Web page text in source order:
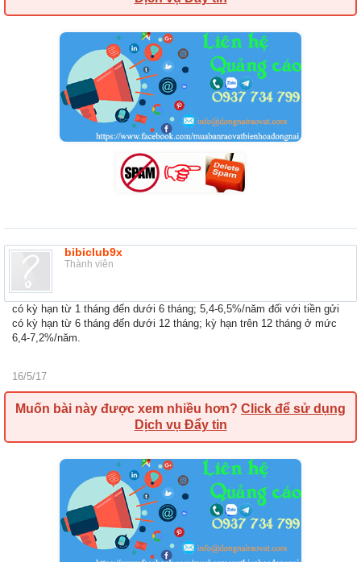
bibiclub9x
Thành viên
có kỳ hạn từ 1 tháng đến dưới 6 tháng; 5,4-6,5%/năm đối với tiền gửi
có kỳ hạn từ 6 tháng đến dưới 12 tháng; kỳ hạn trên 12 tháng ở mức
6,4-7,2%/năm.
16/5/17
Muốn bài này được xem nhiều hơn? Click để sử dụng
Dịch vụ Đẩy tin